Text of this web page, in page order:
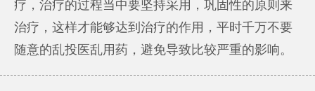
疗，治疗的过程当中要坚持采用，巩固性的原则来
治疗，这样才能够达到治疗的作用，平时千万不要
随意的乱投医乱用药，避免导致比较严重的影响。